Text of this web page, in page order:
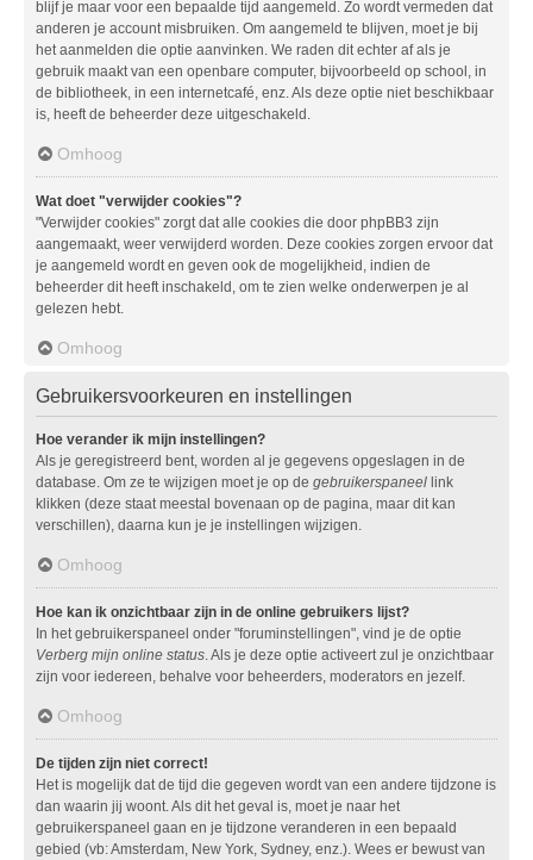
blijf je maar voor een bepaalde tijd aangemeld. Zo wordt vermeden dat
anderen je account misbruiken. Om aangemeld te blijven, moet je bij
het aanmelden die optie aanvinken. We raden dit echter af als je
gebruik maakt van een openbare computer, bijvoorbeeld op school, in
de bibliotheek, in een internetcafé, enz. Als deze optie niet beschikbaar
is, heeft de beheerder deze uitgeschakeld.
Omhoog
Wat doet "verwijder cookies"?
"Verwijder cookies" zorgt dat alle cookies die door phpBB3 zijn
aangemaakt, weer verwijderd worden. Deze cookies zorgen ervoor dat
je aangemeld wordt en geven ook de mogelijkheid, indien de
beheerder dit heeft inschakeld, om te zien welke onderwerpen je al
gelezen hebt.
Omhoog
Gebruikersvoorkeuren en instellingen
Hoe verander ik mijn instellingen?
Als je geregistreerd bent, worden al je gegevens opgeslagen in de
database. Om ze te wijzigen moet je op de gebruikerspaneel link
klikken (deze staat meestal bovenaan op de pagina, maar dit kan
verschillen), daarna kun je je instellingen wijzigen.
Omhoog
Hoe kan ik onzichtbaar zijn in de online gebruikers lijst?
In het gebruikerspaneel onder "foruminstellingen", vind je de optie
Verberg mijn online status . Als je deze optie activeert zul je onzichtbaar
zijn voor iedereen, behalve voor beheerders, moderators en jezelf.
Omhoog
De tijden zijn niet correct!
Het is mogelijk dat de tijd die gegeven wordt van een andere tijdzone is
dan waarin jij woont. Als dit het geval is, moet je naar het
gebruikerspaneel gaan en je tijdzone veranderen in een bepaald
gebied (vb: Amsterdam, New York, Sydney, enz.). Wees er bewust van